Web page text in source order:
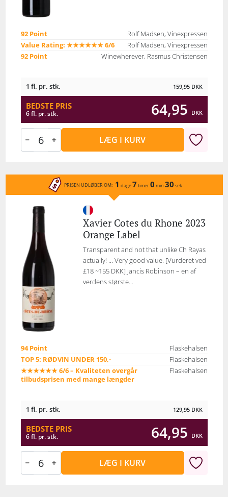
92 Point
Rolf Madsen, Vinexpressen
Value Rating: ★★★★★★ 6/6
Rolf Madsen, Vinexpressen
92 Point
Winewherever, Rasmus Christensen
1 fl. pr. stk. 159,95 DKK
BEDSTE PRIS
6 fl. pr. stk. 64,95 DKK
LÆG I KURV
PRISEN UDLØBER OM: 1 dage7 timer0 min 30 sek
Xavier Cotes du Rhone 2023
Orange Label
Transparent and not that unlike Ch Rayas
actually! ... Very good value. [Vurderet ved
£18 ~155 DKK] Jancis Robinson – en af
verdens største...
94 Point
Flaskehalsen
TOP 5: RØDVIN UNDER 150,-
Flaskehalsen
★★★★★★ 6/6 – Kvaliteten overgår
tilbudsprisen med mange længder
Flaskehalsen
1 fl. pr. stk. 129,95 DKK
BEDSTE PRIS
6 fl. pr. stk. 64,95 DKK
LÆG I KURV